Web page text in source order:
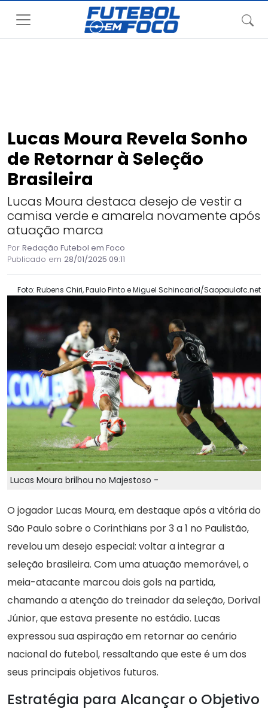
Lucas Moura Revela Sonho
de Retornar à Seleção
Brasileira
Lucas Moura destaca desejo de vestir a
camisa verde e amarela novamente após
atuação marca
Por Redação Futebol em Foco
Publicado em 28/01/2025 09:11
Foto: Rubens Chiri, Paulo Pinto e Miguel Schincariol/Saopaulofc.net
Lucas Moura brilhou no Majestoso -
O jogador Lucas Moura, em destaque após a vitória do
São Paulo sobre o Corinthians por 3 a 1 no Paulistão,
revelou um desejo especial: voltar a integrar a
seleção brasileira. Com uma atuação memorável, o
meia-atacante marcou dois gols na partida,
chamando a atenção do treinador da seleção, Dorival
Júnior, que estava presente no estádio. Lucas
expressou sua aspiração em retornar ao cenário
nacional do futebol, ressaltando que este é um dos
seus principais objetivos futuros.
Estratégia para Alcançar o Objetivo